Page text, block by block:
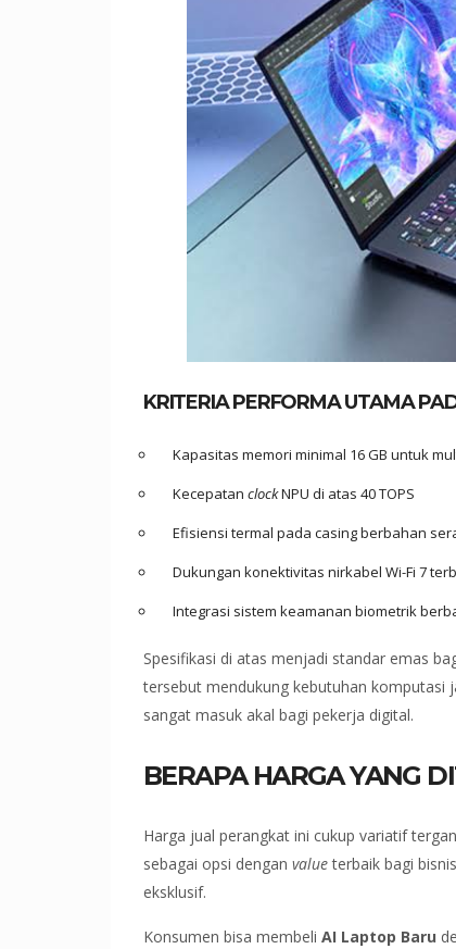
KRITERIA PERFORMA UTAMA
Kapasitas memori minimal 16 GB untuk
Kecepatan clockNPU di atas 40 TOPS
Efisiensi termal pada casing berbahan
Dukungan konektivitas nirkabel Wi-Fi 7
Integrasi sistem keamanan biometrik
Spesifikasi di atas menjadi standar emas
tersebut mendukung kebutuhan komputasi
sangat masuk akal bagi pekerja digital.
BERAPA HARGA YANG
Harga jual perangkat ini cukup variatif
sebagai opsi dengan valueterbaik bagi
eksklusif.
Konsumen bisa membeli AI Laptop Baru